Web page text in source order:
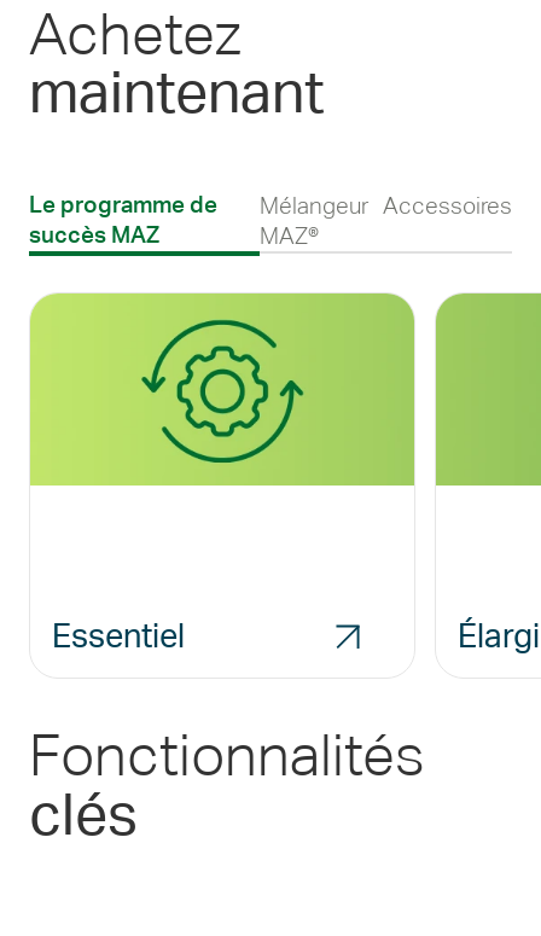
Achetez
maintenant
Le programme de
succès MAZ
Mélangeur
MAZ®
Accessoires
Essentiel Élargi
Fonctionnalités
clés